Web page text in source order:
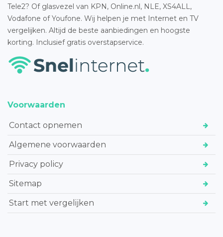
Tele2? Of glasvezel van KPN, Online.nl, NLE, XS4ALL,
Vodafone of Youfone. Wij helpen je met Internet en TV
vergelijken. Altijd de beste aanbiedingen en hoogste
korting. Inclusief gratis overstapservice.
Voorwaarden
Contact opnemen
Algemene voorwaarden
Privacy policy
Sitemap
Start met vergelijken